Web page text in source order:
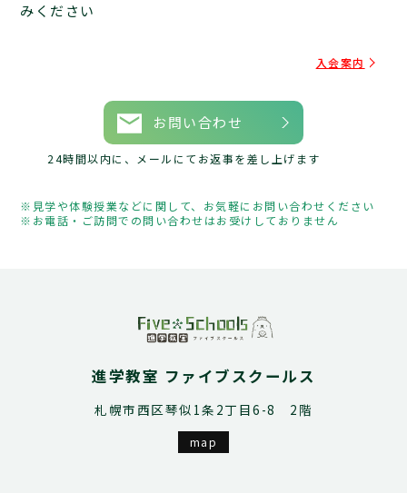
みください
入会案内
お問い合わせ
24時間以内に、メールにてお返事を差し上げます
見学や体験授業などに関して、お気軽にお問い合わせください
お電話・ご訪問での問い合わせはお受けしておりません
進学教室 ファイブスクールス
札幌市西区琴似1条2丁目6-8 2階
map